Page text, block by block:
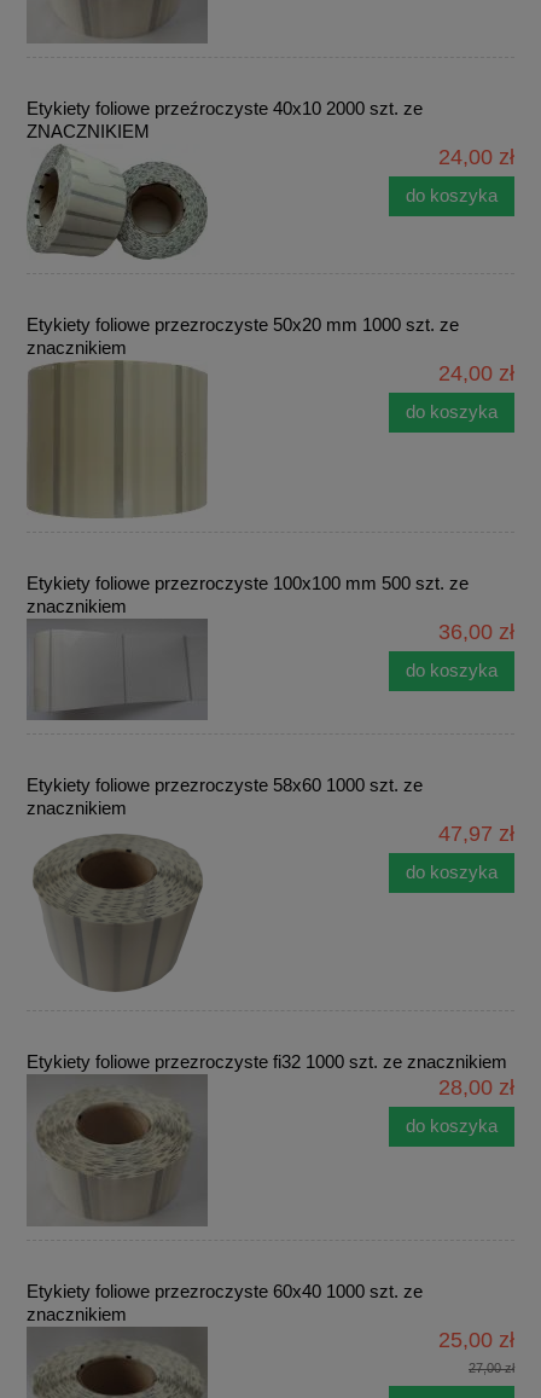
Etykiety foliowe przeźroczyste 40x10 2000 szt. ze
ZNACZNIKIEM
24,00 zł
do koszyka
Etykiety foliowe przezroczyste 50x20 mm 1000 szt. ze
znacznikiem
24,00 zł
do koszyka
Etykiety foliowe przezroczyste 100x100 mm 500 szt. ze
znacznikiem
36,00 zł
do koszyka
Etykiety foliowe przezroczyste 58x60 1000 szt. ze
znacznikiem
47,97 zł
do koszyka
Etykiety foliowe przezroczyste fi32 1000 szt. ze znacznikiem
28,00 zł
do koszyka
Etykiety foliowe przezroczyste 60x40 1000 szt. ze
znacznikiem
25,00 zł
27,00 zł